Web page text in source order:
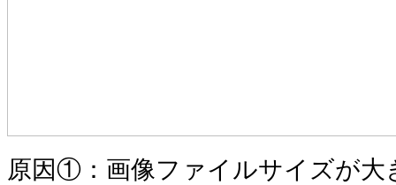
原因①：画像ファイルサイズが大